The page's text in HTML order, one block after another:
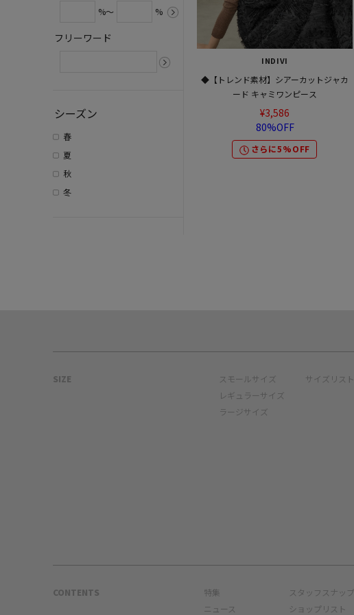
%～ %
フリーワード
シーズン
春
夏
秋
冬
INDIVI
◆【トレンド素材】シアーカットジャカ
ード キャミワンピース
¥3,586
80%OFF
さらに5%OFF
SIZE
スモールサイズ
レギュラーサイズ
ラージサイズ
サイズリスト
CONTENTS
特集
ニュース
スタッフスナップ
ショップリスト